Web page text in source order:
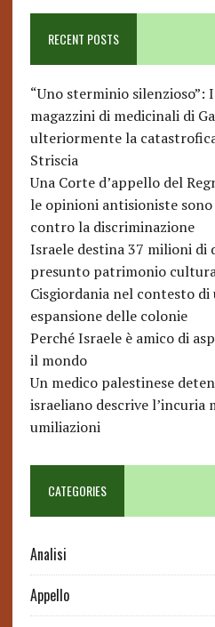
RECENT POSTS
“Uno sterminio silenzioso”:
magazzini di medicinali di
ulteriormente la
Striscia
Una Corte d’appello del
le opinioni antisioniste
contro la discriminazione
Israele destina 37 milioni
presunto patrimonio
Cisgiordania nel contesto
espansione delle colonie
Perché Israele è amico di
il mondo
Un medico palestinese
israeliano descrive l’incuria
umiliazioni
CATEGORIES
Analisi
Appello